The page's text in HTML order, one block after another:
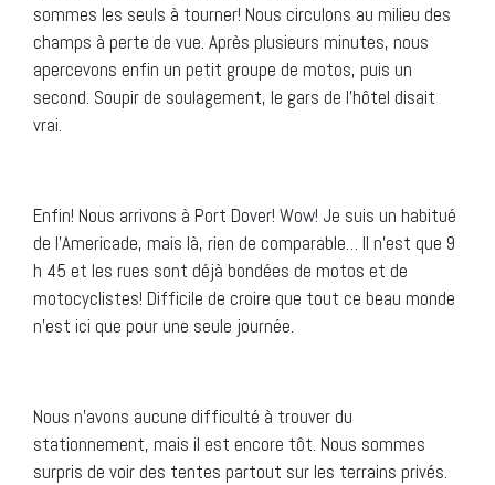
sommes les seuls à tourner! Nous circulons au milieu des
champs à perte de vue. Après plusieurs minutes, nous
apercevons enfin un petit groupe de motos, puis un
second. Soupir de soulagement, le gars de l’hôtel disait
vrai.
Enfin! Nous arrivons à Port Dover! Wow! Je suis un habitué
de l’Americade, mais là, rien de comparable… Il n’est que 9
h 45 et les rues sont déjà bondées de motos et de
motocyclistes! Difficile de croire que tout ce beau monde
n’est ici que pour une seule journée.
Nous n’avons aucune difficulté à trouver du
stationnement, mais il est encore tôt. Nous sommes
surpris de voir des tentes partout sur les terrains privés.